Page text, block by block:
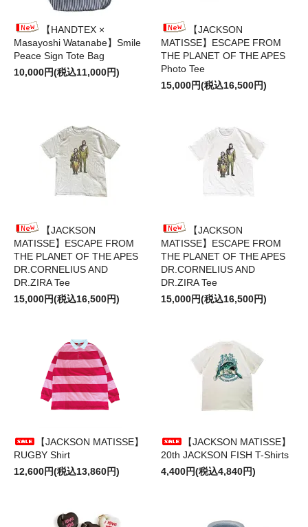
【HANDTEX ×
Masayoshi Watanabe】Smile
Peace Sign Tote Bag
10,000円(税込11,000円)
【JACKSON
MATISSE】ESCAPE FROM
THE PLANET OF THE APES
Photo Tee
15,000円(税込16,500円)
【JACKSON
MATISSE】ESCAPE FROM
THE PLANET OF THE APES
DR.CORNELIUS AND
DR.ZIRA Tee
15,000円(税込16,500円)
【JACKSON
MATISSE】ESCAPE FROM
THE PLANET OF THE APES
DR.CORNELIUS AND
DR.ZIRA Tee
15,000円(税込16,500円)
【JACKSON MATISSE】
RUGBY Shirt
12,600円(税込13,860円)
【JACKSON MATISSE】
20th JACKSON FISH T-Shirts
4,400円(税込4,840円)